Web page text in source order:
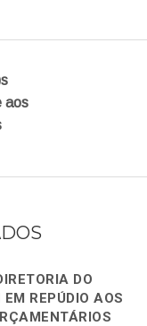
aos
DO
REPÚDIO AOS